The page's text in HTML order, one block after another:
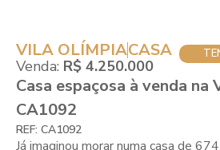
VILA OLÍMPIACASA
Venda: R$ 4.250.000
Casa espaçosa à venda na
CA1092
REF: CA1092
Já imaginou morar numa casa de